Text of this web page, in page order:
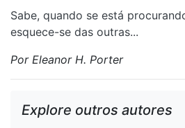
Sabe, quando se está
esquece-se das outras...
Por Eleanor H. Porter
Explore outros autores